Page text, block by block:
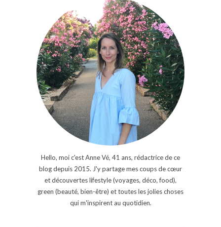
Hello, moi c'est Anne Vé, 41 ans, rédactrice de ce
blog depuis 2015. J'y partage mes coups de cœur
et découvertes lifestyle (voyages, déco, food),
green (beauté, bien-être) et toutes les jolies choses
qui m'inspirent au quotidien.